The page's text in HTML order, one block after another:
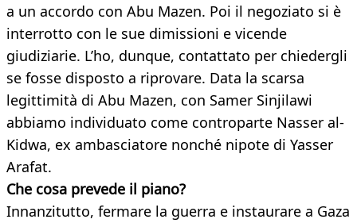
a un accordo con Abu Mazen. Poi il negoziato si è
interrotto con le sue dimissioni e vicende
giudiziarie. L’ho, dunque, contattato per chiedergli
se fosse disposto a riprovare. Data la scarsa
legittimità di Abu Mazen, con Samer Sinjilawi
abbiamo individuato come controparte Nasser al-
Kidwa, ex ambasciatore nonché nipote di Yasser
Arafat.
Che cosa prevede il piano?
Innanzitutto, fermare la guerra e instaurare a Gaza